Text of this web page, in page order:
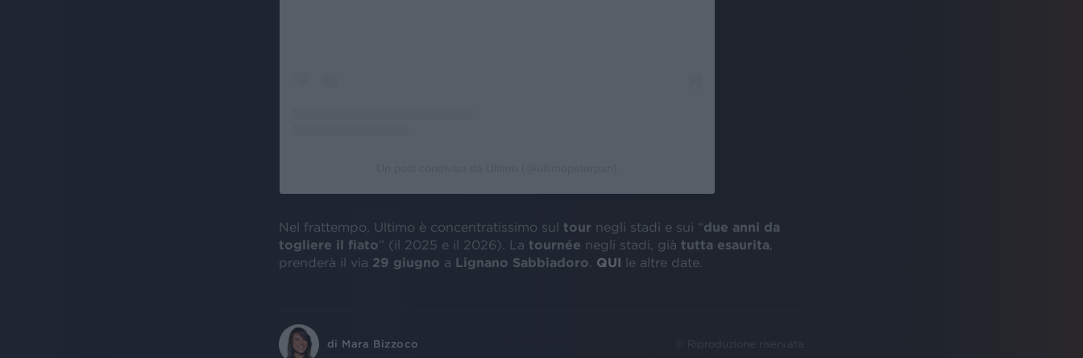
Nel frattempo, Ultimo è concentratissimo sul tour negli stadi e sui “due anni da
togliere il fiato” (il 2025 e il 2026). La tournée negli stadi, già tutta esaurita
prenderà il via 29 giugno a Lignano Sabbiadoro QUI le altre date.
di Mara Bizzoco © Riproduzione riservata